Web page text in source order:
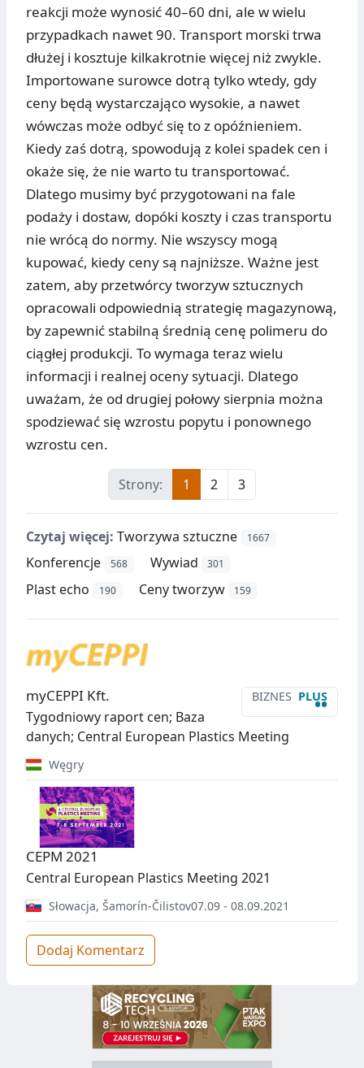
reakcji może wynosić 40–60 dni, ale w wielu
przypadkach nawet 90. Transport morski trwa
dłużej i kosztuje kilkakrotnie więcej niż zwykle.
Importowane surowce dotrą tylko wtedy, gdy
ceny będą wystarczająco wysokie, a nawet
wówczas może odbyć się to z opóźnieniem.
Kiedy zaś dotrą, spowodują z kolei spadek cen i
okaże się, że nie warto tu transportować.
Dlatego musimy być przygotowani na fale
podaży i dostaw, dopóki koszty i czas transportu
nie wrócą do normy. Nie wszyscy mogą
kupować, kiedy ceny są najniższe. Ważne jest
zatem, aby przetwórcy tworzyw sztucznych
opracowali odpowiednią strategię magazynową,
by zapewnić stabilną średnią cenę polimeru do
ciągłej produkcji. To wymaga teraz wielu
informacji i realnej oceny sytuacji. Dlatego
uważam, że od drugiej połowy sierpnia można
spodziewać się wzrostu popytu i ponownego
wzrostu cen.
Strony: 1 2 3
Czytaj więcej: Tworzywa sztuczne 1667
Konferencje 568 Wywiad 301
Plast echo 190 Ceny tworzyw 159
BIZNES PLUS
••
myCEPPI Kft.
Tygodniowy raport cen; Baza
danych; Central European Plastics Meeting
Węgry
CEPM 2021
Central European Plastics Meeting 2021
Słowacja, Šamorín-Čilistov07.09 - 08.09.2021
Dodaj Komentarz